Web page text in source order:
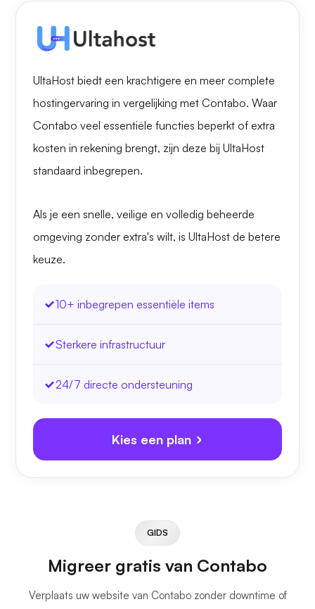
UltaHost biedt een krachtigere en meer complete
hostingervaring in vergelijking met Contabo. Waar
Contabo veel essentiële functies beperkt of extra
kosten in rekening brengt, zijn deze bij UltaHost
standaard inbegrepen.
Als je een snelle, veilige en volledig beheerde
omgeving zonder extra's wilt, is UltaHost de betere
keuze.
10+ inbegrepen essentiële items
Sterkere infrastructuur
24/7 directe ondersteuning
Kies een plan
GIDS
Migreer gratis van Contabo
Verplaats uw website van Contabo zonder downtime of